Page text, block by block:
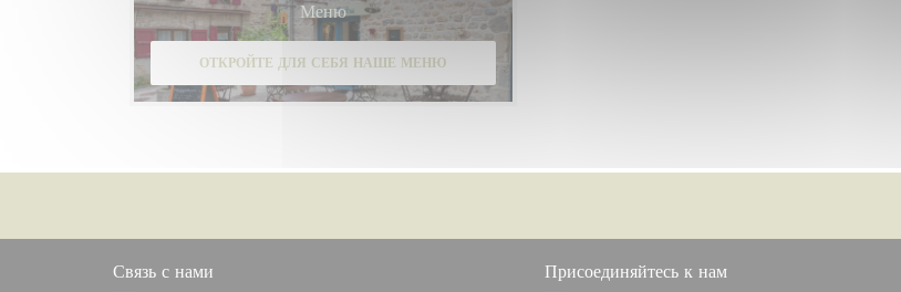
Меню
ОТКРОЙТЕ ДЛЯ СЕБЯ НАШЕ МЕНЮ
Связь с нами Присоединяйтесь к нам